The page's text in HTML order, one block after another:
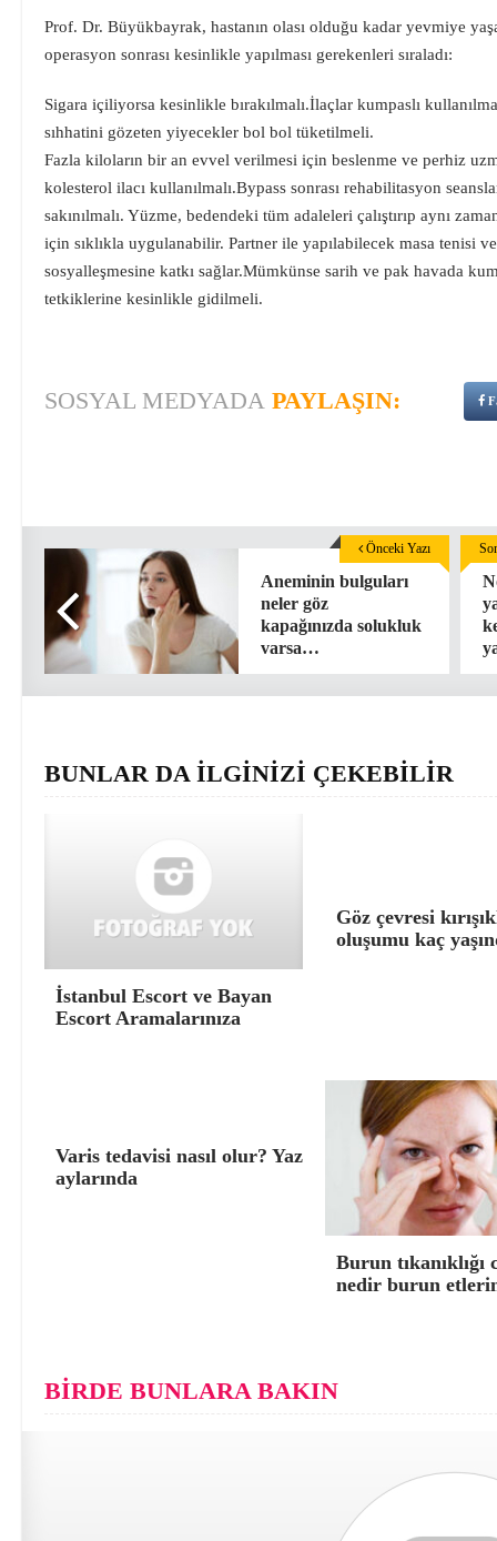
Prof. Dr. Büyükbayrak, hastanın olası olduğu kadar yevmiye
operasyon sonrası kesinlikle yapılması gerekenleri sıraladı:
Sigara içiliyorsa kesinlikle bırakılmalı.İlaçlar kumpaslı
sıhhatini gözeten yiyecekler bol bol tüketilmeli.
Fazla kiloların bir an evvel verilmesi için beslenme ve perhiz
kolesterol ilacı kullanılmalı.Bypass sonrası rehabilitasyon
sakınılmalı. Yüzme, bedendeki tüm adaleleri çalıştırıp aynı
için sıklıkla uygulanabilir. Partner ile yapılabilecek masa tenisi
sosyalleşmesine katkı sağlar.Mümkünse sarih ve pak havada
tetkiklerine kesinlikle gidilmeli.
SOSYAL MEDYADA PAYLAŞIN:
Aneminin bulguları
neler göz
kapağınızda solukluk
varsa…
Önceki Yazı
BUNLAR DA İLGİNİZİ ÇEKEBİLİR
İstanbul Escort ve Bayan
Escort Aramalarınıza
Göz çevresi
oluşumu kaç
Varis tedavisi nasıl olur? Yaz
aylarında
Burun tıkanıklığı
nedir burun
BİRDE BUNLARA BAKIN